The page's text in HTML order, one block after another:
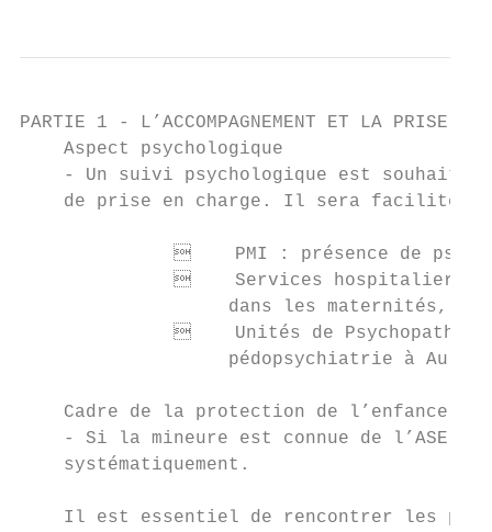
PARTIE 1 - L’ACCOMPAGNEMENT ET LA PRISE EN
    Aspect psychologique
- Un suivi psychologique est
de prise en charge. Il sera facilité
    PMI : présence de
    Services hospitaliers
                   dans les maternités,
    Unités de
pédopsychiatrie à
    Cadre de la protection de l’enfance
- Si la mineure est connue de l’ASE,
    systématiquement.
Il est essentiel de rencontrer les